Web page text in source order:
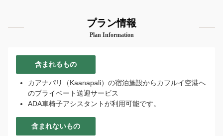
プラン情報
Plan Information
含まれるもの
カアナパリ（Kaanapali）の宿泊施設からカフルイ空港へ
のプライベート送迎サービス
ADA車椅子アシスタントが利用可能です。
含まれないもの